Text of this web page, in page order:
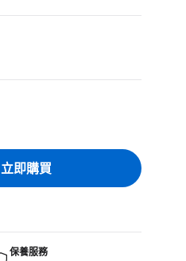
立即購買
保養服務